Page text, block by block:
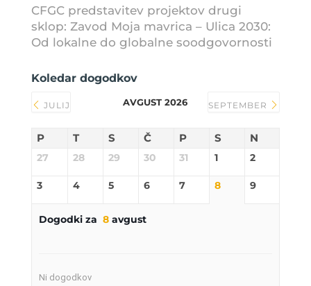
CFGC predstavitev projektov drugi
sklop: Zavod Moja mavrica – Ulica 2030:
Od lokalne do globalne soodgovornosti
Koledar dogodkov
JULIJ AVGUST 2026 SEPTEMBER
P T S Č P S N
27 28 29 30 31 1 2
3 4 5 6 7 8 9
Dogodki za 8avgust
Ni dogodkov